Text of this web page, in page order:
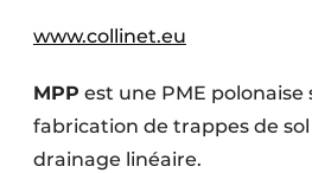
www.collinet.eu
MPP est une PME polonaise
fabrication de trappes de
drainage linéaire.